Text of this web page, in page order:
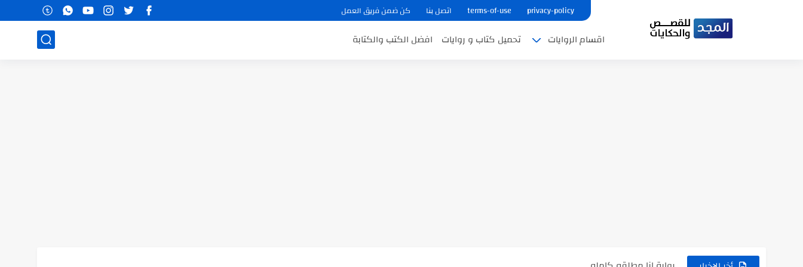
privacy-policy
terms-of-use اتصل بنا كن ضمن فريق العمل
اقسام الروايات تحميل كتاب و روايات افضل الكتب والكتابة